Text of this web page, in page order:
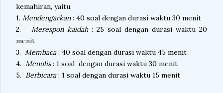
kemahiran, yaitu:
1. Mendengarkan: 40 soal dengan durasi waktu 30 menit
2. Merespon kaidah : 25 soal dengan durasi waktu 20
menit
3. Membaca: 40 soal dengan durasi waktu 45 menit
4. Menulis: 1 soal dengan durasi waktu 30 menit
5. Berbicara: 1 soal dengan durasi waktu 15 menit